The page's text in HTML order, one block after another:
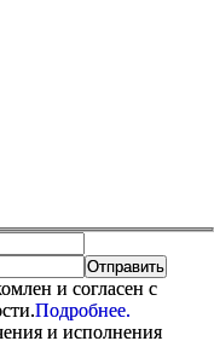
и согласен с
Подробнее.
и исполнения